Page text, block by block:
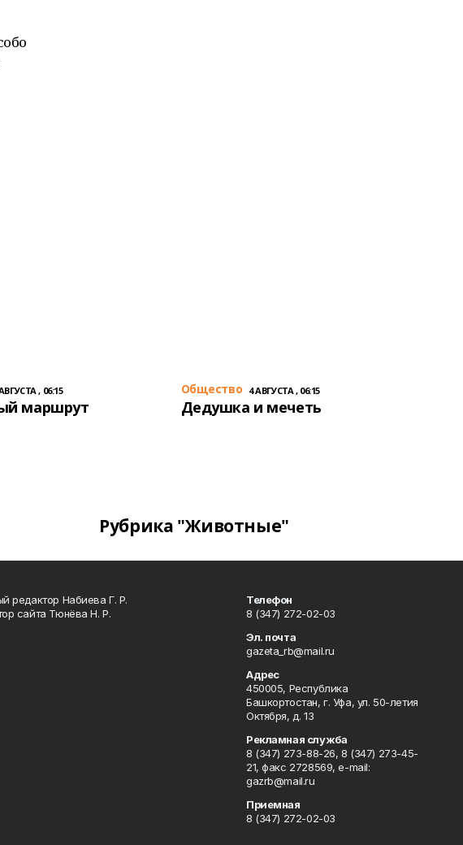
, 06:15
маршрут
Общество 4 АВГУСТА , 06:15
Дедушка и мечеть
Рубрика "Животные"
редактор Набиева Г. Р.
сайта Тюнёва Н. Р.
Телефон
8 (347) 272-02-03
Эл. почта
gazeta_rb@mail.ru
Адрес
450005, Республика
Башкортостан, г. Уфа, ул. 50-летия
Октября, д. 13
Рекламная служба
8 (347) 273-88-26, 8 (347) 273-45-
21, факс 2728569, e-mail:
gazrb@mail.ru
Приемная
8 (347) 272-02-03